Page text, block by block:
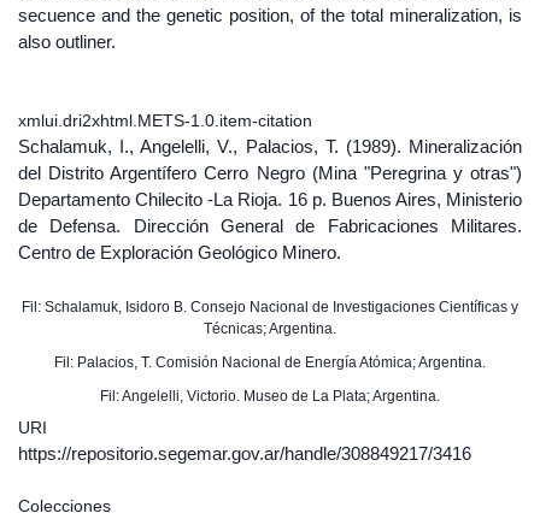
secuence and the genetic position, of the total mineralization, is
also outliner.
xmlui.dri2xhtml.METS-1.0.item-citation
Schalamuk, I., Angelelli, V., Palacios, T. (1989). Mineralización
del Distrito Argentífero Cerro Negro (Mina "Peregrina y otras")
Departamento Chilecito -La Rioja. 16 p. Buenos Aires, Ministerio
de Defensa. Dirección General de Fabricaciones Militares.
Centro de Exploración Geológico Minero.
Fil: Schalamuk, Isidoro B. Consejo Nacional de Investigaciones Científicas y
Técnicas; Argentina.
Fil: Palacios, T. Comisión Nacional de Energía Atómica; Argentina.
Fil: Angelelli, Victorio. Museo de La Plata; Argentina.
URI
https://repositorio.segemar.gov.ar/handle/308849217/3416
Colecciones